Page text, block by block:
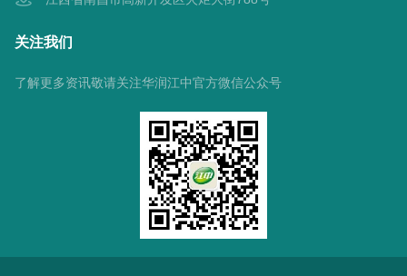
关注我们
了解更多资讯敬请关注华润江中官方微信公众号